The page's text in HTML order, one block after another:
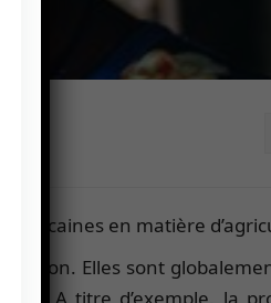
africaines en matière
Elles sont